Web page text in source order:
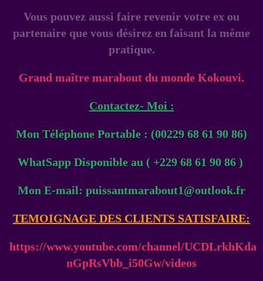
Vous pouvez aussi faire revenir votre ex ou
partenaire que vous désirez en faisant la même
pratique.
Grand maître marabout du monde Kokouvi.
Contactez- Moi :
Mon Téléphone Portable : (00229 68 61 90 86)
WhatSapp Disponible au ( +229 68 61 90 86 )
Mon E-mail: puissantmarabout1@outlook.fr
TEMOIGNAGE DES CLIENTS SATISFAIRE:
https://www.youtube.com/channel/UCDLrkhKda
nGpRsVbb_i50Gw/videos